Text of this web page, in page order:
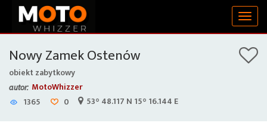
Nowy Zamek Ostenów
obiekt zabytkowy
autor: MotoWhizzer
1365
0 53° 48.117 N 15° 16.144 E